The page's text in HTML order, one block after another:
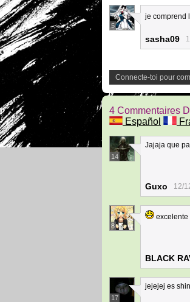
5
je comprend
sasha09
Connecte-toi pour
4 Commentaires
Español
14
Jajaja que
Guxo 12/
8
excelente
BLACK
17
jejejej es